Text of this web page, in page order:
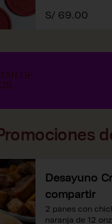
S/ 69.00
Desayuno
compartir
2 panes con
naranja de 12